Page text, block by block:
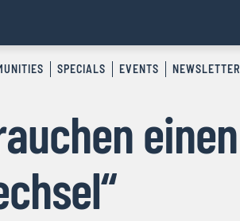
SPECIALS EVENTS NEWSLETTER
einen